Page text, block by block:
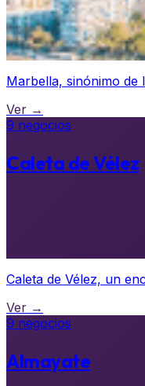
Marbella, sinónimo de
Ver →
9 negocios
Caleta de Vélez
Caleta de Vélez, un
Ver →
9 negocios
Almayate